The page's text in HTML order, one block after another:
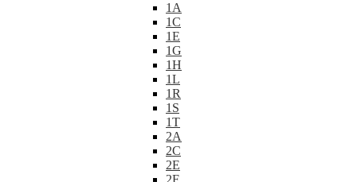
1A
1C
1E
1G
1H
1L
1R
1S
1T
2A
2C
2E